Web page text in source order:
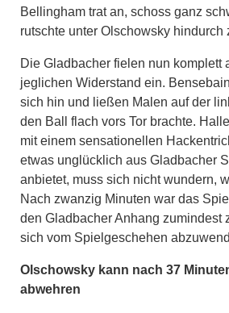
Bellingham trat an, schoss ganz
rutschte unter Olschowsky hindurch
Die Gladbacher fielen nun komplett
jeglichen Widerstand ein.
sich hin und ließen Malen auf der
den Ball flach vors Tor brachte.
mit einem sensationellen
etwas unglücklich aus Gladbacher
anbietet, muss sich nicht wundern,
Nach zwanzig Minuten war das
den Gladbacher Anhang zumindest
sich vom Spielgeschehen
Olschowsky kann nach 37
abwehren